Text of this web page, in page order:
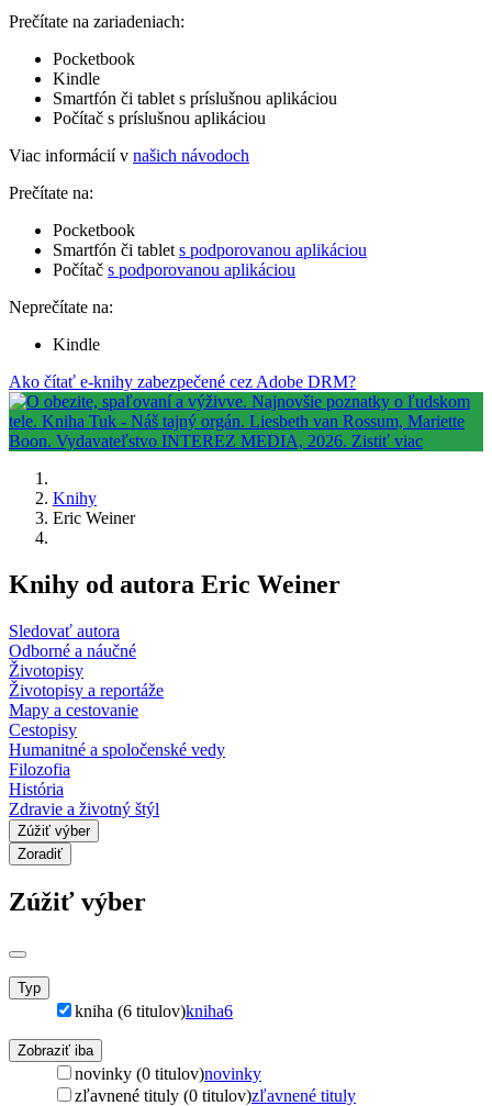
Prečítate na zariadeniach:
Pocketbook
Kindle
Smartfón či tablet s príslušnou aplikáciou
Počítač s príslušnou aplikáciou
Viac informácií v našich návodoch
Prečítate na:
Pocketbook
Smartfón či tablet s podporovanou aplikáciou
Počítač s podporovanou aplikáciou
Neprečítate na:
Kindle
Ako čítať e-knihy zabezpečené cez Adobe DRM?
Knihy
Eric Weiner
Knihy od autora Eric Weiner
Sledovať autora
Odborné a náučné
Životopisy
Životopisy a reportáže
Mapy a cestovanie
Cestopisy
Humanitné a spoločenské vedy
Filozofia
História
Zdravie a životný štýl
Zúžiť výber
Zoradiť
Zúžiť výber
Typ
kniha (6 titulov)kniha6
Zobraziť iba
novinky (0 titulov)novinky
zľavnené tituly (0 titulov)zľavnené tituly